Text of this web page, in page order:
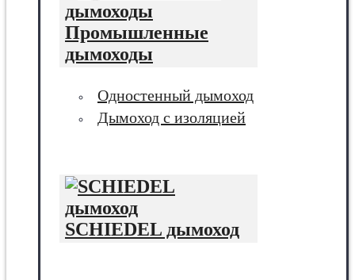
Промышленные
дымоходы
Одностенный дымоход
Дымоход с изоляцией
SCHIEDEL дымоход